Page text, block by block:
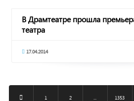
В Драмтеатре прошла
театра
17.04.2014
1 2 1353